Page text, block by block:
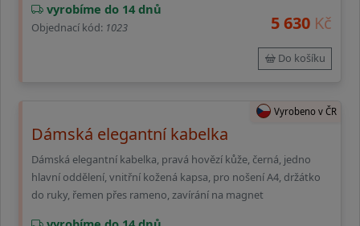
vyrobíme do 14 dnů
Objednací kód: 1023 5 630 Kč
Do košíku
Vyrobeno v ČR
Dámská elegantní kabelka
Dámská elegantní kabelka, pravá hovězí kůže, černá, jedno
hlavní oddělení, vnitřní kožená kapsa, pro nošení A4, držátko
do ruky, řemen přes rameno, zavírání na magnet